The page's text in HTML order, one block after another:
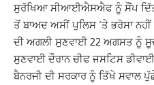
ਸੁਰੱਖਿਆ ਸੀਆਈਐਸਐਫ ਨੂੰ ਸੌਂਪ
ਤੋਂ ਬਾਅਦ ਅਸੀਂ ਪੁਲਿਸ ‘ਤੇ ਭਰੋਸਾ
ਦੀ ਅਗਲੀ ਸੁਣਵਾਈ 22 ਅਗਸਤ ਨੂੰ
ਸੁਣਵਾਈ ਦੌਰਾਨ ਚੀਫ ਜਸਟਿਸ
ਬੈਨਰਜੀ ਦੀ ਸਰਕਾਰ ਨੂੰ ਤਿੱਖੇ ਸਵਾਲ